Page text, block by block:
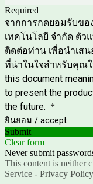
Required
จากการกดยอมรับข
เทคโนโลยี จำกัด ตัว
ติดต่อท่าน เพื่อนำเส
ที่น่าในใจสำหรับคุณใ
this document
to present the
the future. *
ยินยอม / accept
Submit
Clear form
Never submit
This content is neither
Service - Privacy Policy